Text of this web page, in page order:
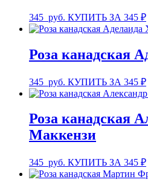
345 руб. КУПИТЬ ЗА 345 ₽
Роза канадская
345 руб. КУПИТЬ ЗА 345 ₽
Роза канадская
Маккензи
345 руб. КУПИТЬ ЗА 345 ₽